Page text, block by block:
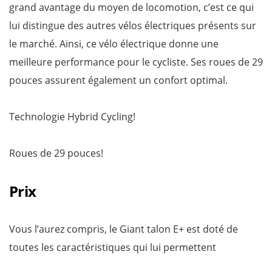
grand avantage du moyen de locomotion, c’est ce qui
lui distingue des autres vélos électriques présents sur
le marché. Ainsi, ce vélo électrique donne une
meilleure performance pour le cycliste. Ses roues de 29
pouces assurent également un confort optimal.
Technologie Hybrid Cycling!
Roues de 29 pouces!
Prix
Vous l’aurez compris, le Giant talon E+ est doté de
toutes les caractéristiques qui lui permettent